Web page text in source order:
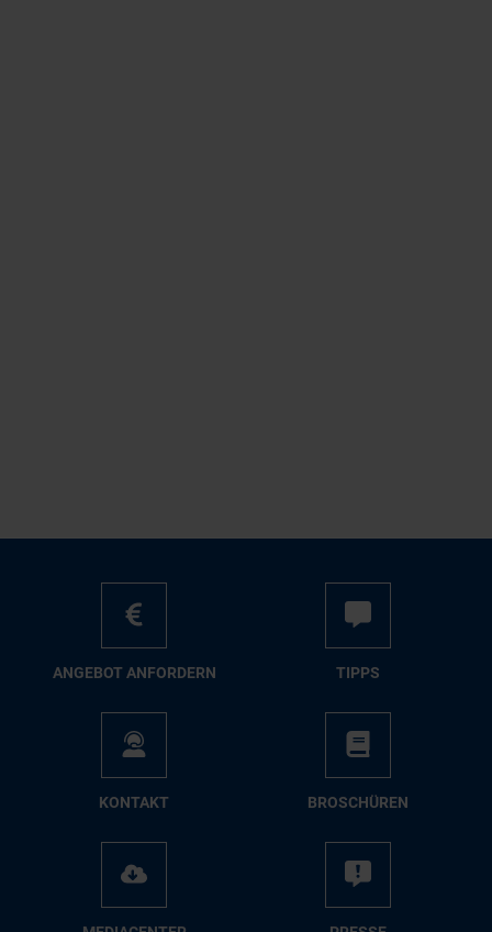
AN­GE­BOT AN­FOR­DERN TIPPS
KON­TAKT BRO­SCHÜ­REN